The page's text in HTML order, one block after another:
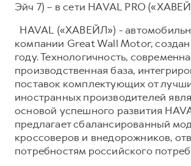
Эйч 7) – в сети HAVAL PRO
HAVAL («ХАВЕЙЛ») -
компании Great Wall Motor,
году. Технологичность,
производственная база,
поставок комплектующих от
иностранных производителей
основой успешного развития
предлагает сбалансированный
кроссоверов и внедорожников,
потребностям российского